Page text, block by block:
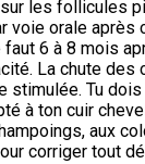
sur les follicules
voie orale après
faut 6 à 8 mois
La chute des
stimulée. Tu
à ton cuir
aux
corriger tout